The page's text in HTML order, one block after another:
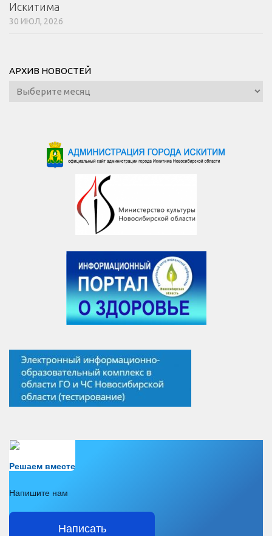
Искитима
30 ИЮЛ, 2026
АРХИВ НОВОСТЕЙ
Архив
новостей
Решаем вместе
Напишите нам
Написать